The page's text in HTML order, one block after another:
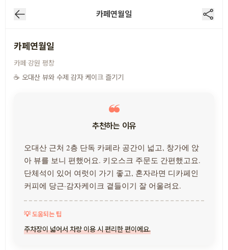
카페연월일 /3
카페연월일
카페·강원 평창
☕ 오대산 뷰와 수제 감자 케이크 즐기기
추천하는 이유
오대산 근처 2층 단독 카페라 공간이 넓고, 창가에 앉
아 뷰를 보니 편했어요. 키오스크 주문도 간편했고요.
단체석이 있어 여럿이 가기 좋고, 혼자라면 디카페인
커피에 당근·감자케이크 곁들이기 잘 어울려요.
💡 도움되는 팁
주차장이 넓어서 차량 이용 시 편리한 편이에요.